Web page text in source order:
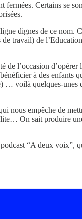
fermées. Certains se
dignes de ce nom.
travail) de
de l’occasion
à des enfants
voilà quelques-unes
nous empêche de
On sait produire
“A deux voix”,